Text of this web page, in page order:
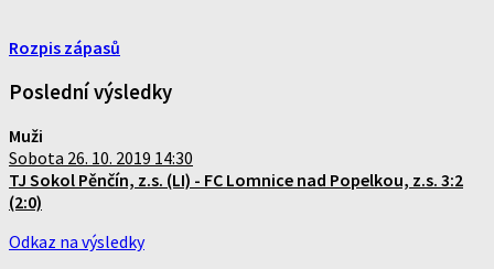
Rozpis zápasů
Poslední výsledky
Muži
Sobota 26. 10. 2019 14:30
TJ Sokol Pěnčín, z.s. (LI) - FC Lomnice nad Popelkou, z.s. 3:2
(2:0)
Odkaz na výsledky